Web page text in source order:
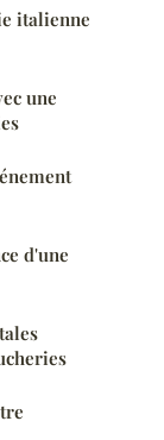
italienne
une
d'une